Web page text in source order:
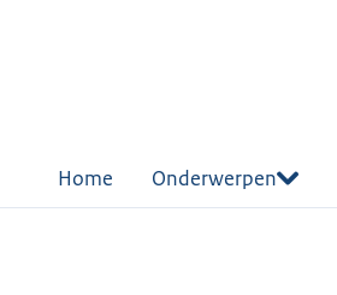
Home Onderwerpen